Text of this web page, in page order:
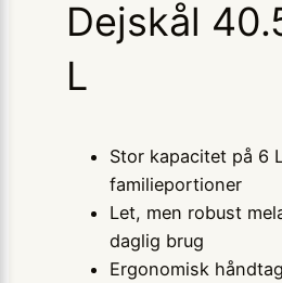
Dejskål
L
Stor kapacitet på 6
familieportioner
Let, men robust
daglig brug
Ergonomisk